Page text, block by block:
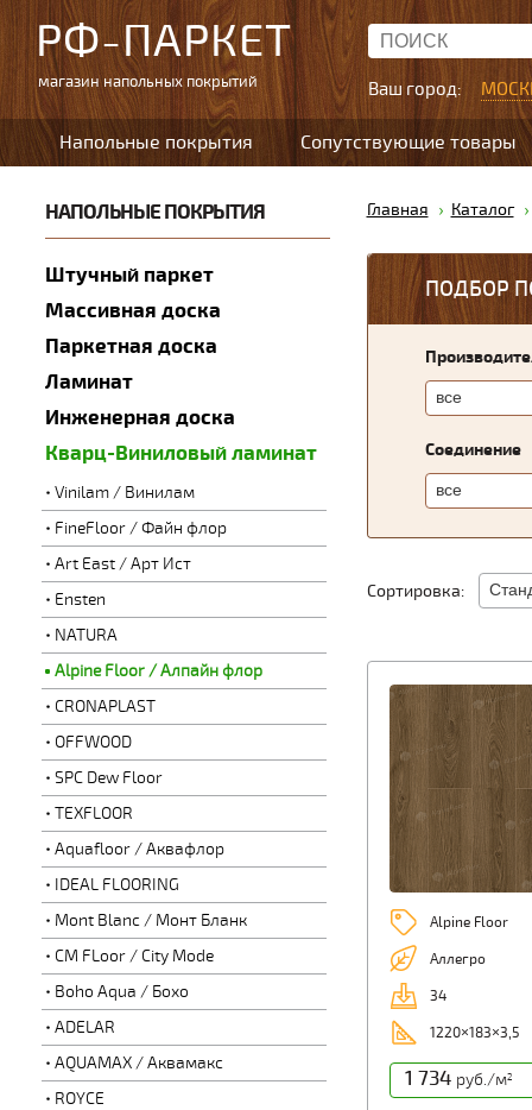
РФ-ПАРКЕТ
магазин напольных покрытий Ваш город:
Напольные покрытия Сопутствующие товары
НАПОЛЬНЫЕ ПОКРЫТИЯ
Штучный паркет
Массивная доска
Паркетная доска
Ламинат
Инженерная доска
Кварц-Виниловый ламинат
Vinilam / Винилам
FineFloor / Файн флор
Art East / Арт Ист
Ensten
NATURA
Alpine Floor / Алпайн флор
CRONAPLAST
OFFWOOD
SPC Dew Floor
TEXFLOOR
Aquafloor / Аквафлор
IDEAL FLOORING
Mont Blanc / Монт Бланк
CM FLoor / City Mode
Boho Aqua / Бохо
ADELAR
AQUAMAX / Аквамакс
ROYCE
Главная Каталог
ПОДБОР
Соединение
Сортировка:
Alpine Floor
Аллегро
34
1220×183×3,5
1 734 руб./м2